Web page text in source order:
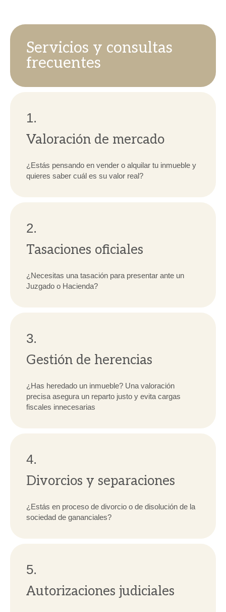
Servicios y consultas
frecuentes
1.
Valoración de mercado
¿Estás pensando en vender o alquilar tu inmueble y
quieres saber cuál es su valor real?
2.
Tasaciones oficiales
¿Necesitas una tasación para presentar ante un
Juzgado o Hacienda?
3.
Gestión de herencias
¿Has heredado un inmueble? Una valoración
precisa asegura un reparto justo y evita cargas
fiscales innecesarias
4.
Divorcios y separaciones
¿Estás en proceso de divorcio o de disolución de la
sociedad de gananciales?
5.
Autorizaciones judiciales